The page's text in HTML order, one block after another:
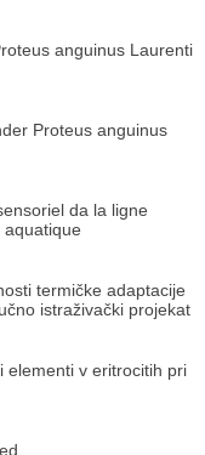
anguinus Laurenti
Proteus anguinus
da la ligne
termičke adaptacije
istraživački projekat
elementi v eritrocitih pri